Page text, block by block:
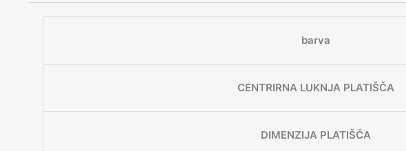
barva
CENTRIRNA LUKNJA PLATIŠČA
DIMENZIJA PLATIŠČA